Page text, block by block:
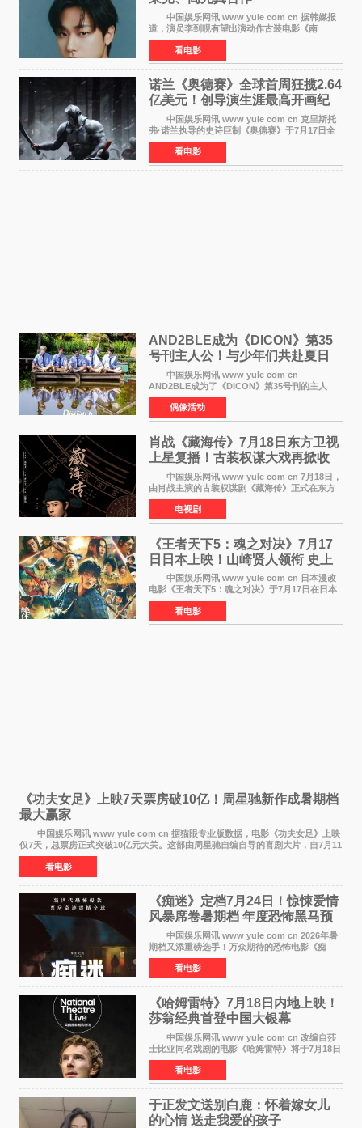
中国娱乐网讯 www yule com cn 据韩媒报
道，演员李到晛有望出演动作古装电影《南
伐》，与李秉宪、高允真合作，引发关注。
该片为动作古装片，讲述朝鲜初期，为了解救被
倭寇绑走的俘虏，9
看电影
诺兰《奥德赛》全球首周狂揽2.64
亿美元！创导演生涯最高开画纪
中国娱乐网讯 www yule com cn 克里斯托
弗·诺兰执导的史诗巨制《奥德赛》于7月17日全
球上映，首周末票房表现远超预期——北美首周
三天粗报1 245亿美元（开画3919馆），全球首周
2 641亿美元
看电影
AND2BLE成为《DICON》第35
号刊主人公！与少年们共赴夏日
之约
中国娱乐网讯 www yule com cn
AND2BLE成为了《DICON》第35号刊的主人
公，本期标题为And The Summer。作为出道后
首次担任杂志画报主角的完整体，AND2BLE用清
澈的少年感与全新的夏天相遇了
偶像活动
肖战《藏海传》7月18日东方卫视
上星复播！古装权谋大戏再掀收
视热潮
中国娱乐网讯 www yule com cn 7月18日，
由肖战主演的古装权谋剧《藏海传》正式在东方
卫视上星复播，引发广泛关注。该剧此前已在网
络平台播出，凭借精良制作和紧凑剧情收获不俗
口碑，此次上
电视剧
《王者天下5：魂之对决》7月17
日日本上映！山崎贤人领衔 史上
最大“函谷关防卫战”
中国娱乐网讯 www yule com cn 日本漫改
电影《王者天下5：魂之对决》于7月17日在日本
全国上映。这部由佐藤信介执导、山崎贤人主演
的历史动作片，改编自原泰久同名人气漫画，继
续讲述信和漂
看电影
《功夫女足》上映7天票房破10亿！周星驰新作成暑期档
最大赢家
中国娱乐网讯 www yule com cn 据猫眼专业版数据，电影《功夫女足》上映
仅7天，总票房正式突破10亿元大关。这部由周星驰自编自导的喜剧大片，自7月11
日公映以来便展现出惊人的市场统治力。
看电影
《痴迷》定档7月24日！惊悚爱情
风暴席卷暑期档 年度恐怖黑马预
中国娱乐网讯 www yule com cn 2026年暑
期档又添重磅选手！万众期待的恐怖电影《痴
迷》今日正式官宣定档，将于7月24日登陆内地各
大院线。这部被业内专家誉为新世代爆款恐怖电
影的作品，将为
看电影
《哈姆雷特》7月18日内地上映！
莎翁经典首登中国大银幕
中国娱乐网讯 www yule com cn 改编自莎
士比亚同名戏剧的电影《哈姆雷特》将于7月18日
在中国内地上映。这部跨越四百年的文学经典被
搬上大银幕，为观众带来一场视觉与听觉的双重
盛宴。 《
看电影
于正发文送别白鹿：怀着嫁女儿
的心情 送走我爱的孩子